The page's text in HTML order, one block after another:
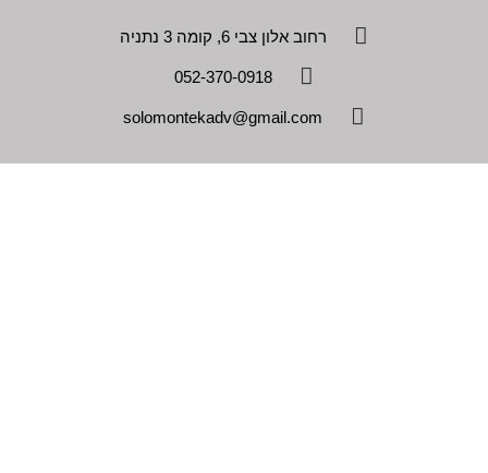
רחוב אלון צבי 6, קומה 3 נתניה
052-370-0918
solomontekadv@gmail.com